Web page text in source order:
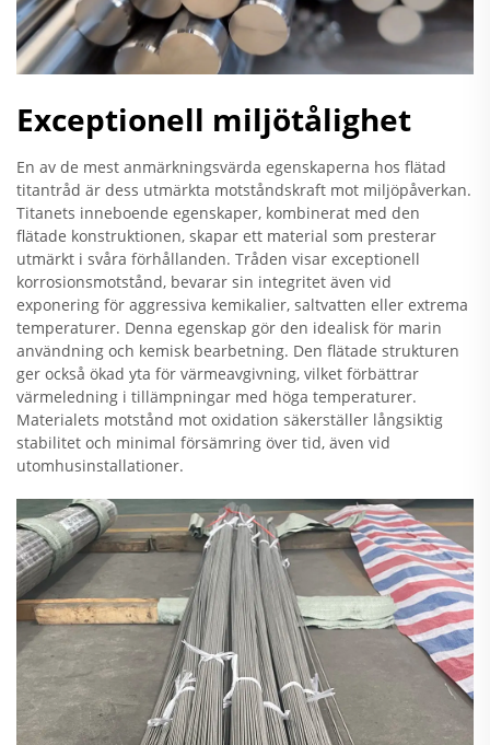
Exceptionell miljötålighet
En av de mest anmärkningsvärda egenskaperna hos flätad
titantråd är dess utmärkta motståndskraft mot miljöpåverkan.
Titanets inneboende egenskaper, kombinerat med den
flätade konstruktionen, skapar ett material som presterar
utmärkt i svåra förhållanden. Tråden visar exceptionell
korrosionsmotstånd, bevarar sin integritet även vid
exponering för aggressiva kemikalier, saltvatten eller extrema
temperaturer. Denna egenskap gör den idealisk för marin
användning och kemisk bearbetning. Den flätade strukturen
ger också ökad yta för värmeavgivning, vilket förbättrar
värmeledning i tillämpningar med höga temperaturer.
Materialets motstånd mot oxidation säkerställer långsiktig
stabilitet och minimal försämring över tid, även vid
utomhusinstallationer.